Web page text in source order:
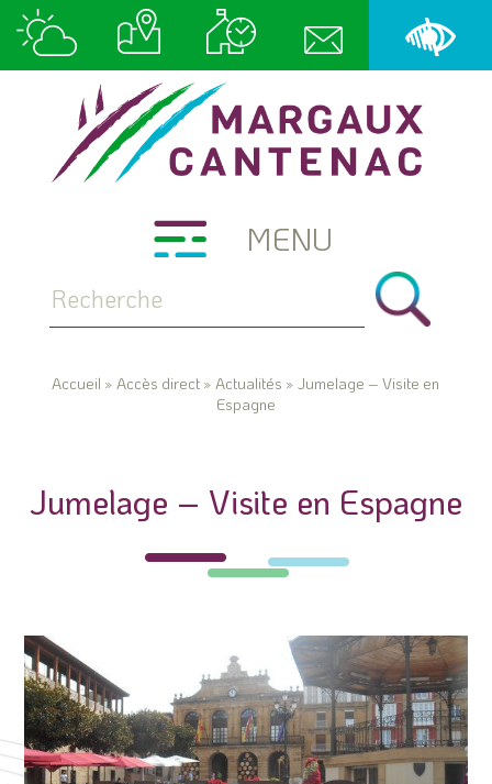
MENU
Accueil »Accès direct »Actualités »Jumelage – Visite en
Espagne
Jumelage – Visite en Espagne